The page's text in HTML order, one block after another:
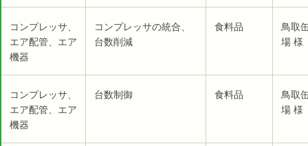
コンプレッサ、
エア配管、エア
機器
コンプレッサの統合、
台数削減
食料品
鳥取
場 様
コンプレッサ、
エア配管、エア
機器
台数制御 食料品
鳥取
場 様